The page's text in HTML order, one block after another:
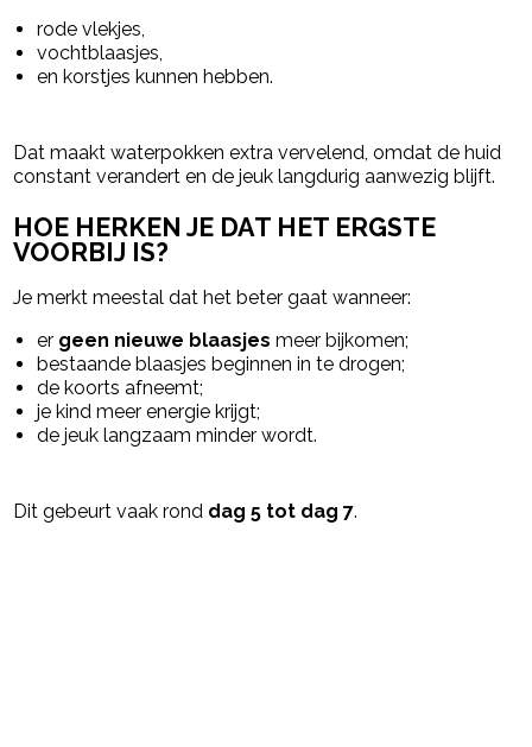
rode vlekjes,
vochtblaasjes,
en korstjes kunnen hebben.
Dat maakt waterpokken extra vervelend, omdat de huid
constant verandert en de jeuk langdurig aanwezig blijft.
HOE HERKEN JE DAT HET ERGSTE
VOORBIJ IS?
Je merkt meestal dat het beter gaat wanneer:
er geen nieuwe blaasjes meer bijkomen;
bestaande blaasjes beginnen in te drogen;
de koorts afneemt;
je kind meer energie krijgt;
de jeuk langzaam minder wordt.
Dit gebeurt vaak rond dag 5 tot dag 7.